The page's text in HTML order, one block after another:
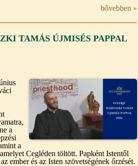
bővebben »
TAMÁS ÚJMISÉS PAPPAL
a
a
Cegléden töltött. Papként Istentől
ember és az Isten szövetségének őrzését.